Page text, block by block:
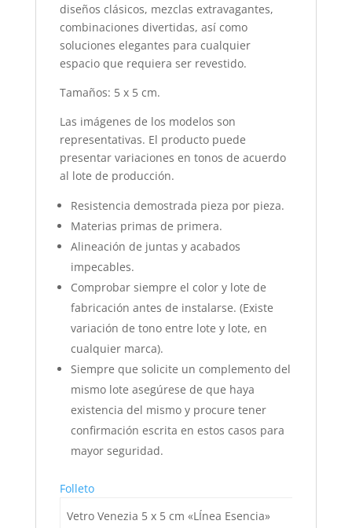
diseños clásicos, mezclas extravagantes,
combinaciones divertidas, así como
soluciones elegantes para cualquier
espacio que requiera ser revestido.
Tamaños: 5 x 5 cm.
Las imágenes de los modelos son
representativas. El producto puede
presentar variaciones en tonos de acuerdo
al lote de producción.
Resistencia demostrada pieza por pieza.
Materias primas de primera.
Alineación de juntas y acabados
impecables.
Comprobar siempre el color y lote de
fabricación antes de instalarse. (Existe
variación de tono entre lote y lote, en
cualquier marca).
Siempre que solicite un complemento del
mismo lote asegúrese de que haya
existencia del mismo y procure tener
confirmación escrita en estos casos para
mayor seguridad.
Folleto
Vetro Venezia 5 x 5 cm «LÍnea Esencia»